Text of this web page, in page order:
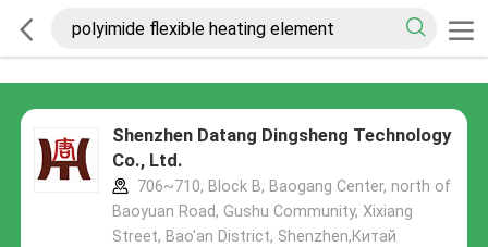
Shenzhen Datang Dingsheng Technology
Co., Ltd.
706~710, Block B, Baogang Center, north of
Baoyuan Road, Gushu Community, Xixiang
Street, Bao'an District, Shenzhen,Китай